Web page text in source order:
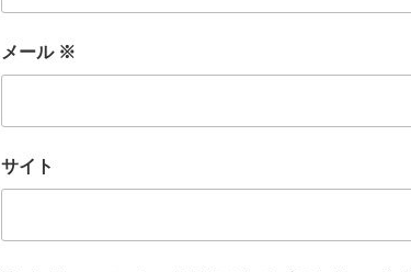
メール ※
サイト